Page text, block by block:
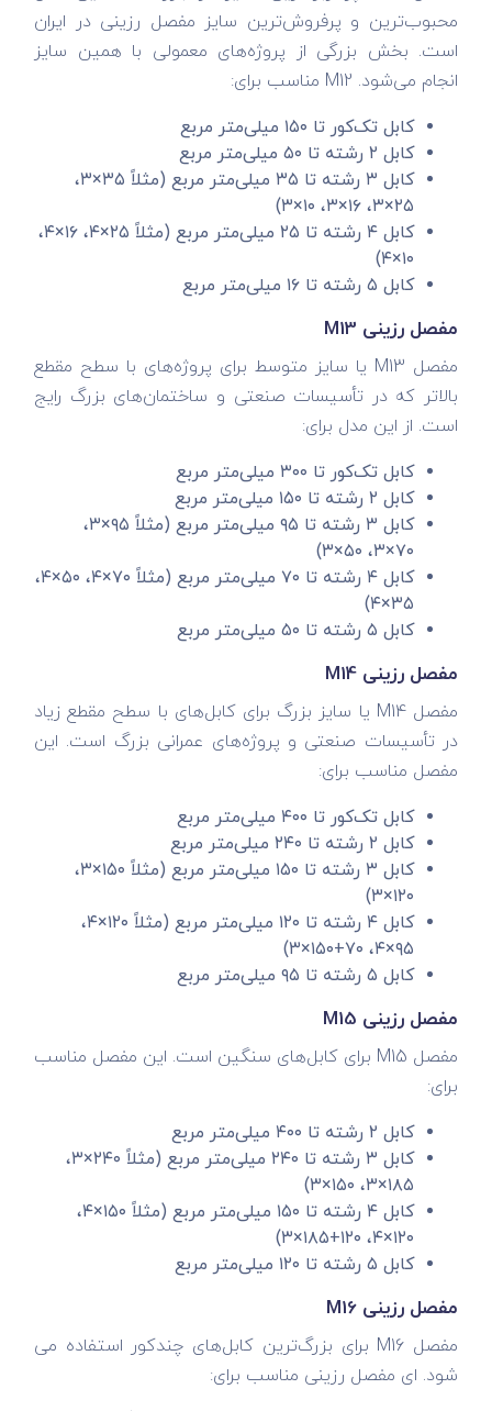
محبوب‌ترین و پرفروش‌ترین سایز مفصل رزینی در ایران
است. بخش بزرگی از پروژه‌های معمولی با همین سایز
انجام می‌شود. M12 مناسب برای:
کابل تک‌کور تا ۱۵۰ میلی‌متر مربع
کابل ۲ رشته تا ۵۰ میلی‌متر مربع
کابل ۳ رشته تا ۳۵ میلی‌متر مربع (مثلاً ۳۵×۳،
۲۵×۳، ۱۶×۳، ۱۰×۳)
کابل ۴ رشته تا ۲۵ میلی‌متر مربع (مثلاً ۲۵×۴، ۱۶×۴،
۱۰×۴)
کابل ۵ رشته تا ۱۶ میلی‌متر مربع
مفصل رزینی M13
مفصل M13 یا سایز متوسط برای پروژه‌های با سطح مقطع
بالاتر که در تأسیسات صنعتی و ساختمان‌های بزرگ رایج
است. از این مدل برای:
کابل تک‌کور تا ۳۰۰ میلی‌متر مربع
کابل ۲ رشته تا ۱۵۰ میلی‌متر مربع
کابل ۳ رشته تا ۹۵ میلی‌متر مربع (مثلاً ۹۵×۳،
۷۰×۳، ۵۰×۳)
کابل ۴ رشته تا ۷۰ میلی‌متر مربع (مثلاً ۷۰×۴، ۵۰×۴،
۳۵×۴)
کابل ۵ رشته تا ۵۰ میلی‌متر مربع
مفصل رزینی M14
مفصل M14 یا سایز بزرگ برای کابل‌های با سطح مقطع زیاد
در تأسیسات صنعتی و پروژه‌های عمرانی بزرگ است. این
مفصل مناسب برای:
کابل تک‌کور تا ۴۰۰ میلی‌متر مربع
کابل ۲ رشته تا ۲۴۰ میلی‌متر مربع
کابل ۳ رشته تا ۱۵۰ میلی‌متر مربع (مثلاً ۱۵۰×۳،
۱۲۰×۳)
کابل ۴ رشته تا ۱۲۰ میلی‌متر مربع (مثلاً ۱۲۰×۴،
۹۵×۴، ۷۰+۱۵۰×۳)
کابل ۵ رشته تا ۹۵ میلی‌متر مربع
مفصل رزینی M15
مفصل M15 برای کابل‌های سنگین است. این مفصل مناسب
برای:
کابل ۲ رشته تا ۴۰۰ میلی‌متر مربع
کابل ۳ رشته تا ۲۴۰ میلی‌متر مربع (مثلاً ۲۴۰×۳،
۱۸۵×۳، ۱۵۰×۳)
کابل ۴ رشته تا ۱۵۰ میلی‌متر مربع (مثلاً ۱۵۰×۴،
۱۲۰×۴، ۱۲۰+۱۸۵×۳)
کابل ۵ رشته تا ۱۲۰ میلی‌متر مربع
مفصل رزینی M16
مفصل M16 برای بزرگ‌ترین کابل‌های چندکور استفاده می
شود. ای مفصل رزینی مناسب برای: